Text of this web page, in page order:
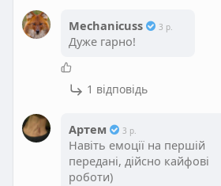
Mechanicuss 3 р.
Дуже гарно!
1 відповідь
Артем 3 р.
Навіть емоції на першій
передані, дійсно кайфові
роботи)